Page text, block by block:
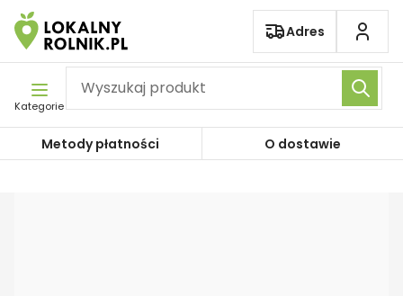
Pomiń nawigację
Adres
Kategorie
Metody płatności O dostawie